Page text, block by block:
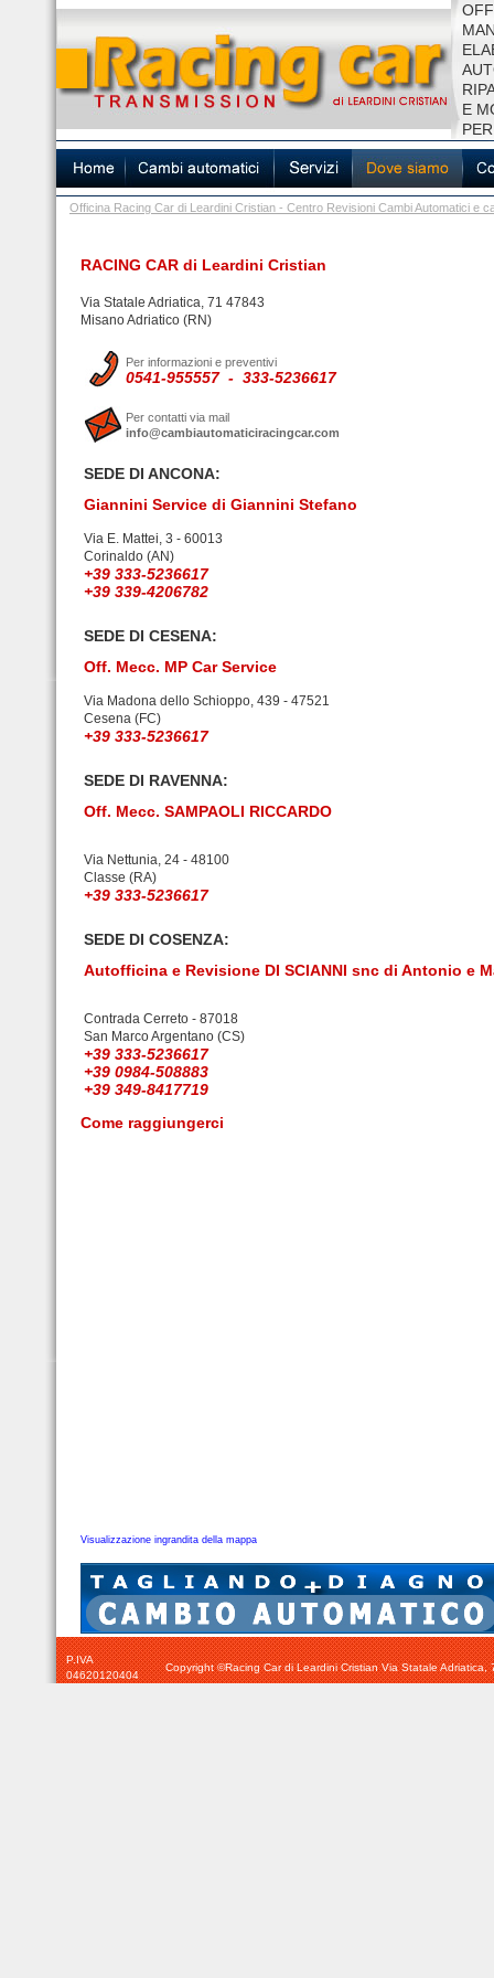
E
Officina Racing Car di Leardini Cristian - Centro Revisioni Cambi Automatici e
RACING CAR di Leardini Cristian
Via Statale Adriatica, 71 47843
Misano Adriatico (RN)
Per informazioni e preventivi
0541-955557 - 333-5236617
Per contatti via mail
info@cambiautomaticiracingcar.com
SEDE DI ANCONA:
Giannini Service di Giannini Stefano
Via E. Mattei, 3 - 60013
Corinaldo (AN)
+39 333-5236617
+39 339-4206782
SEDE DI CESENA:
Off. Mecc. MP Car Service
Via Madona dello Schioppo, 439 - 47521
Cesena (FC)
+39 333-5236617
SEDE DI RAVENNA:
Off. Mecc. SAMPAOLI RICCARDO
Via Nettunia, 24 - 48100
Classe (RA)
+39 333-5236617
SEDE DI COSENZA:
Autofficina e Revisione DI SCIANNI snc di Antonio e
Contrada Cerreto - 87018
San Marco Argentano (CS)
+39 333-5236617
+39 0984-508883
+39 349-8417719
Come raggiungerci
Visualizzazione ingrandita della mappa
P.IVA
04620120404
Copyright ©Racing Car di Leardini Cristian Via Statale